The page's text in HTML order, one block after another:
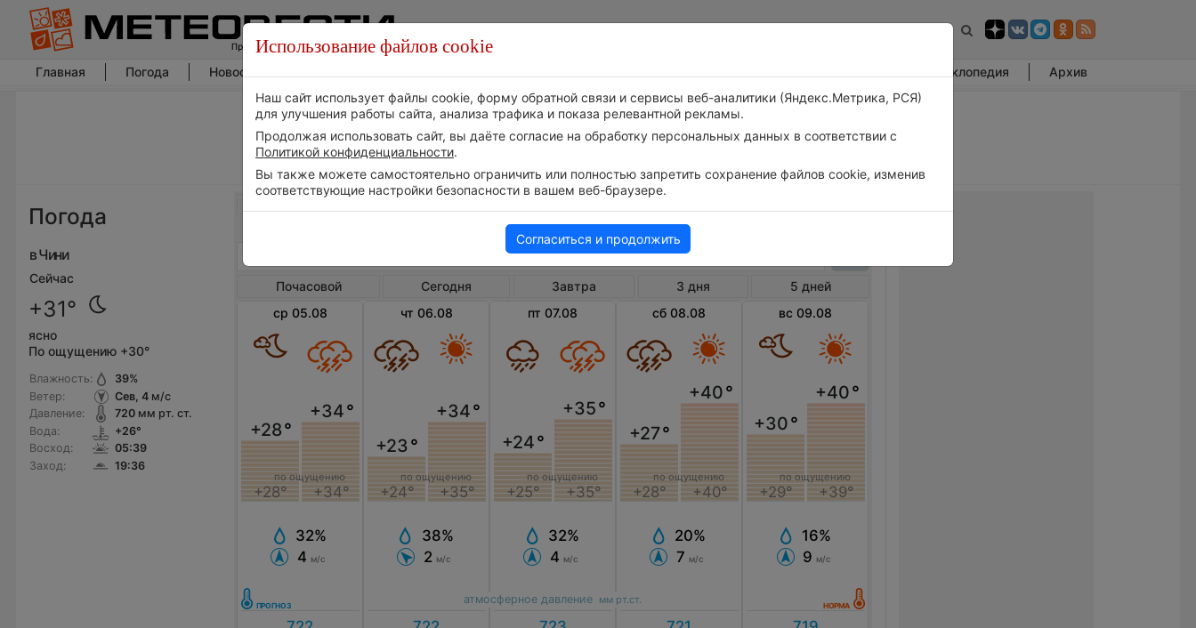
Главная Погода Новости погоды Энциклопедия Архив
Погода
в Чини
Сейчас
+31°
ясно
По ощущению +30°
Влажность:
Ветер:
Давление:
Вода:
Восход:
Заход:
39%
Сев, 4м/с
720мм рт. ст.
+26°
05:39
19:36
Погода в Чини
Почасовой Сегодня Завтра 3 дня
5 дней
ср 05.08
+28°
+28°
+34°
+34°
по ощущению
32%
4 м/с
чт 06.08
+23°
+24°
+34°
+35°
по ощущению
38%
2 м/с
пт 07.08
+24°
+25°
+35°
+35°
по ощущению
32%
4 м/с
сб 08.08
+27°
+28°
+40°
+40°
по ощущению
20%
7 м/с
вс 09.08
+30°
+29°
+40°
+39°
по ощущению
16%
9 м/с
атмосферное давление мм рт.ст.
Использование файлов cookie
Наш сайт использует файлы cookie, форму обратной связи и сервисы веб-аналитики (Яндекс.Метрика, РСЯ)
для улучшения работы сайта, анализа трафика и показа релевантной рекламы.
Продолжая использовать сайт, вы даёте согласие на обработку персональных данных в соответствии с
Политикой конфиденциальности.
Вы также можете самостоятельно ограничить или полностью запретить сохранение файлов cookie, изменив
соответствующие настройки безопасности в вашем веб-браузере.
Согласиться и продолжить